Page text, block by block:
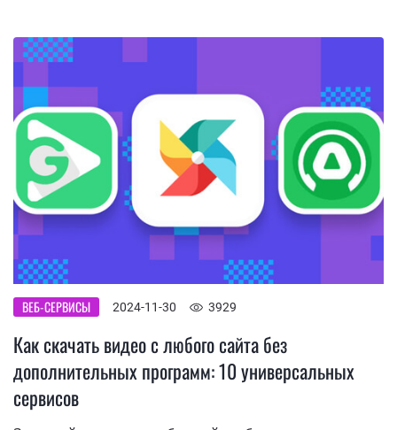
ВЕБ-СЕРВИСЫ 2024-11-30 3929
Как скачать видео с любого сайта без
дополнительных программ: 10 универсальных
сервисов